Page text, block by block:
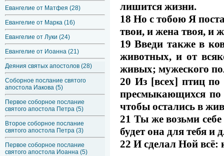
Евангелие от Матфея (28)
Евангелие от Марка (16)
Евангелие от Луки (24)
Евангелие от Иоанна (21)
Деяния святых апостолов (28)
Соборное послание святого
апостола Иакова (5)
Первое соборное послание
святого апостола Петра (5)
Второе соборное послание
святого апостола Петра (3)
Первое соборное послание
святого апостола Иоанна (5)
лишится жизни.
18 Но с тобою Я
твои, и жена твоя, и
19 Введи также в
животных, и от
живых; мужеского
20 Из [всех] птиц по
пресмыкающихся по
чтобы остались в
21 Ты же возьми
будет она для тебя
22 И сделал Ной всё: